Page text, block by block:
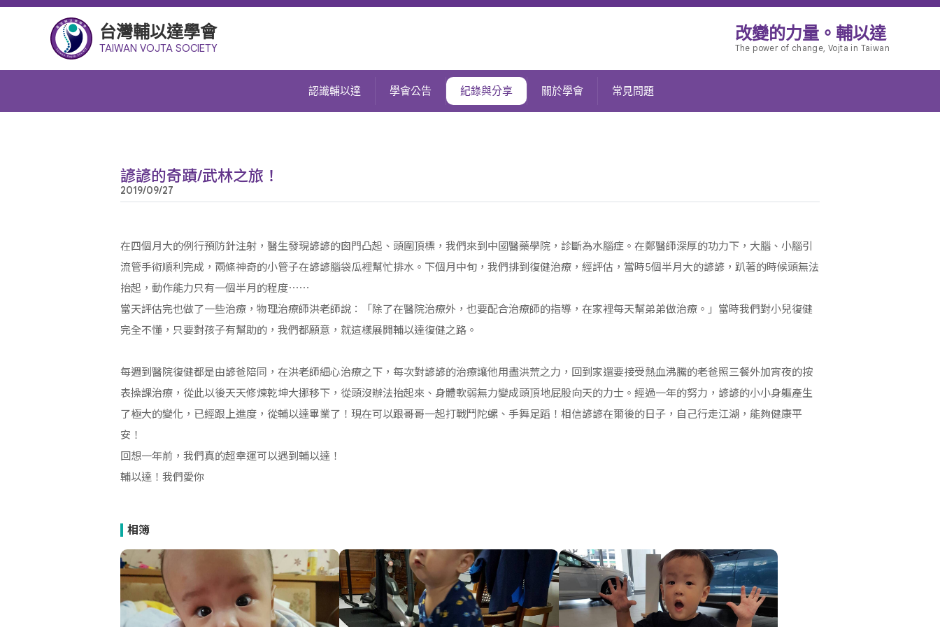
台灣輔以達學會
TAIWAN VOJTA SOCIETY
改變的力量。輔以達
The power of change, Vojta in Taiwan
認識輔以達
適應症與禁忌症
Vojta治療的優點
學會公告 紀錄與分享 關於學會 常見問題
諺諺的奇蹟/武林之旅！
2019/09/27
在四個月大的例行預防針注射，醫生發現諺諺的囪門凸起、頭圍頂標，我們來到中國醫藥學院，診斷為水腦症。在鄭醫師深厚的功力下，大腦、小腦引
流管手術順利完成，兩條神奇的小管子在諺諺腦袋瓜裡幫忙排水。下個月中旬，我們排到復健治療，經評估，當時5個半月大的諺諺，趴著的時候頭無法
抬起，動作能力只有一個半月的程度⋯⋯
當天評估完也做了一些治療，物理治療師洪老師說：「除了在醫院治療外，也要配合治療師的指導，在家裡每天幫弟弟做治療。」當時我們對小兒復健
完全不懂，只要對孩子有幫助的，我們都願意，就這樣展開輔以達復健之路。
每週到醫院復健都是由諺爸陪同，在洪老師細心治療之下，每次對諺諺的治療讓他用盡洪荒之力，回到家還要接受熱血沸騰的老爸照三餐外加宵夜的按
表操課治療，從此以後天天修煉乾坤大挪移下，從頭沒辦法抬起來、身體軟弱無力變成頭頂地屁股向天的力士。經過一年的努力，諺諺的小小身軀產生
了極大的變化，已經跟上進度，從輔以達畢業了！現在可以跟哥哥一起打戰鬥陀螺、手舞足蹈！相信諺諺在爾後的日子，自己行走江湖，能夠健康平
安！
回想一年前，我們真的超幸運可以遇到輔以達！
輔以達！我們愛你
相簿